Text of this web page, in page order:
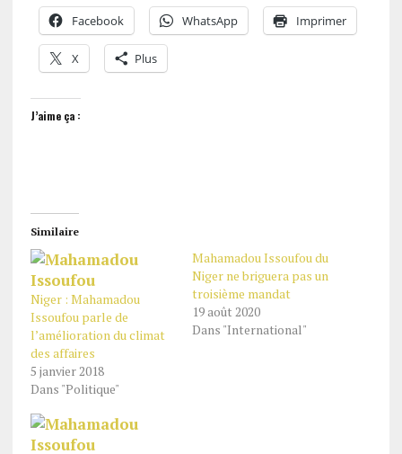
Facebook WhatsApp Imprimer
X Plus
J’aime ça :
Similaire
Niger : Mahamadou
Issoufou parle de
l’amélioration du climat
des affaires
5 janvier 2018
Dans "Politique"
Mahamadou Issoufou du
Niger ne briguera pas un
troisième mandat
19 août 2020
Dans "International"